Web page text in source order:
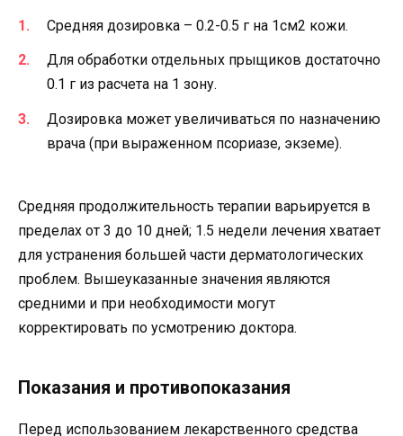
Средняя дозировка – 0.2-0.5 г на 1см2 кожи.
Для обработки отдельных прыщиков достаточно
0.1 г из расчета на 1 зону.
Дозировка может увеличиваться по назначению
врача (при выраженном псориазе, экземе).
Средняя продолжительность терапии варьируется в
пределах от 3 до 10 дней; 1.5 недели лечения хватает
для устранения большей части дерматологических
проблем. Вышеуказанные значения являются
средними и при необходимости могут
корректировать по усмотрению доктора.
Показания и противопоказания
Перед использованием лекарственного средства